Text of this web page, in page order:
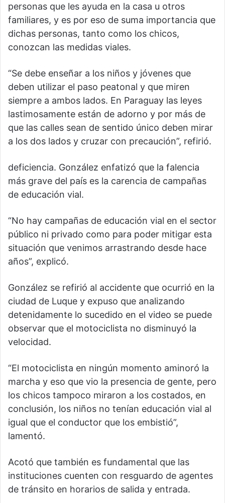
personas que les ayuda en la casa u otros
familiares, y es por eso de suma importancia que
dichas personas, tanto como los chicos,
conozcan las medidas viales.
“Se debe enseñar a los niños y jóvenes que
deben utilizar el paso peatonal y que miren
siempre a ambos lados. En Paraguay las leyes
lastimosamente están de adorno y por más de
que las calles sean de sentido único deben mirar
a los dos lados y cruzar con precaución”, refirió.
deficiencia. González enfatizó que la falencia
más grave del país es la carencia de campañas
de educación vial.
“No hay campañas de educación vial en el sector
público ni privado como para poder mitigar esta
situación que venimos arrastrando desde hace
años”, explicó.
González se refirió al accidente que ocurrió en la
ciudad de Luque y expuso que analizando
detenidamente lo sucedido en el video se puede
observar que el motociclista no disminuyó la
velocidad.
“El motociclista en ningún momento aminoró la
marcha y eso que vio la presencia de gente, pero
los chicos tampoco miraron a los costados, en
conclusión, los niños no tenían educación vial al
igual que el conductor que los embistió”,
lamentó.
Acotó que también es fundamental que las
instituciones cuenten con resguardo de agentes
de tránsito en horarios de salida y entrada.